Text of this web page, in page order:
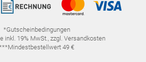
*Gutscheinbedingungen
inkl. 19% MwSt., zzgl. Versandkosten
49 €